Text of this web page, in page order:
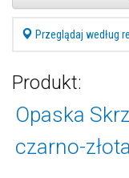
Przeglądaj według
Produkt:
Opaska
czarno-złota